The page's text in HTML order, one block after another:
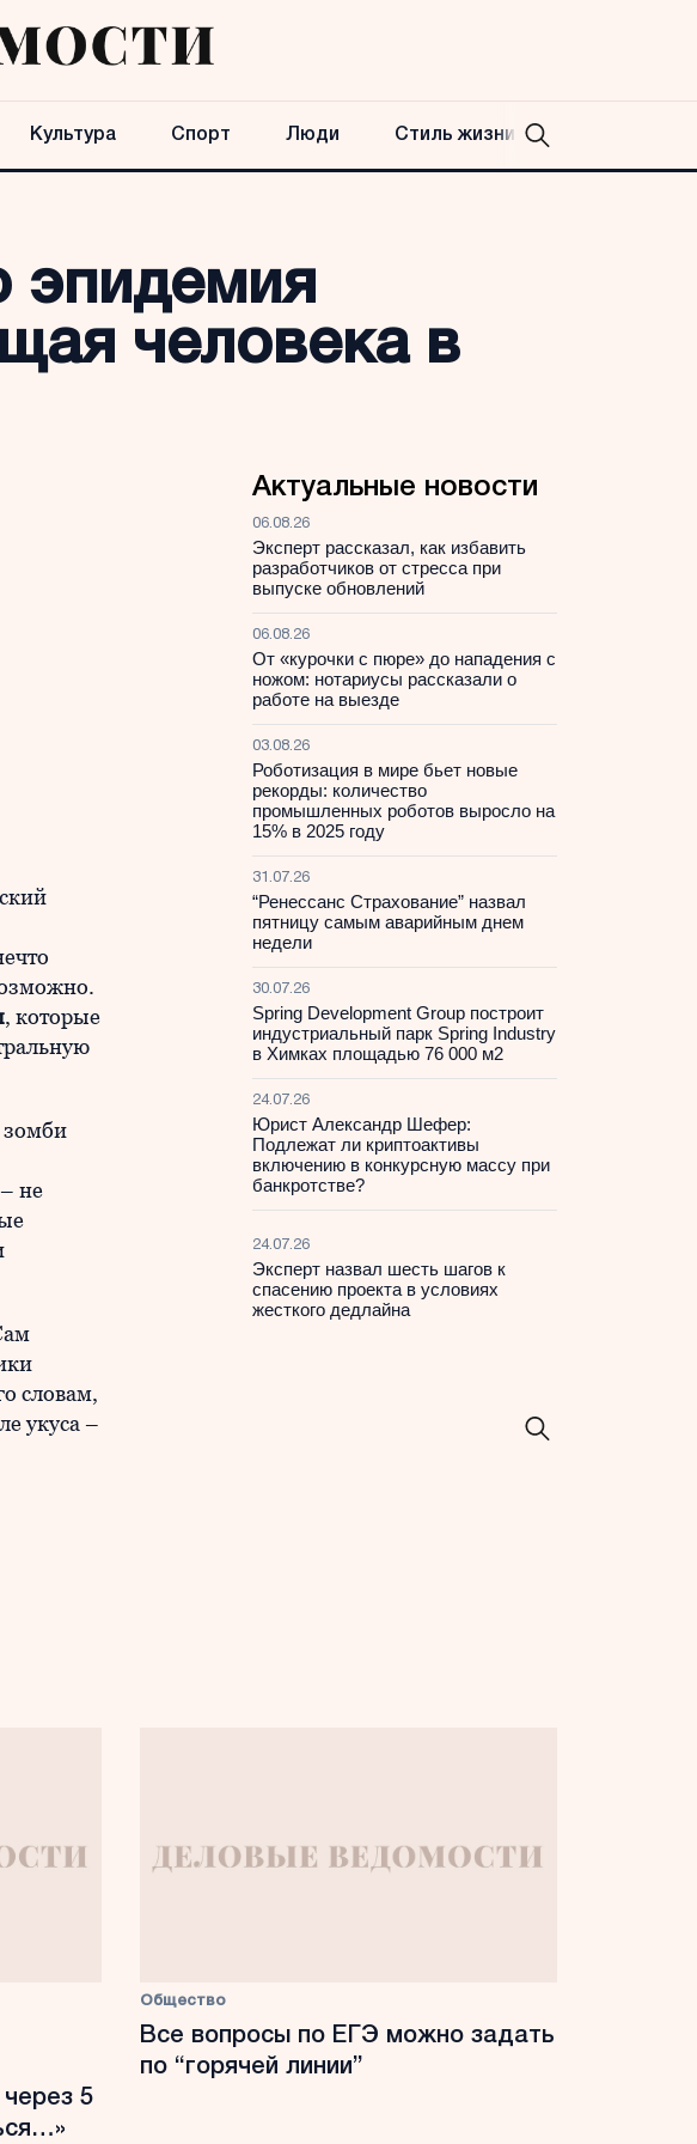
Культура Спорт Люди Стиль жизни
эпидемия
человека в
, которые
не
словам,
укуса –
Актуальные новости
06.08.26
Эксперт рассказал, как избавить
разработчиков от стресса при
выпуске обновлений
06.08.26
От «курочки с пюре» до нападения с
ножом: нотариусы рассказали о
работе на выезде
03.08.26
Роботизация в мире бьет новые
рекорды: количество
промышленных роботов выросло на
15% в 2025 году
31.07.26
“Ренессанс Страхование” назвал
пятницу самым аварийным днем
недели
30.07.26
Spring Development Group построит
индустриальный парк Spring Industry
в Химках площадью 76 000 м2
24.07.26
Юрист Александр Шефер:
Подлежат ли криптоактивы
включению в конкурсную массу при
банкротстве?
24.07.26
Эксперт назвал шесть шагов к
спасению проекта в условиях
жесткого дедлайна
5
Общество
Все вопросы по ЕГЭ можно задать
по “горячей линии”